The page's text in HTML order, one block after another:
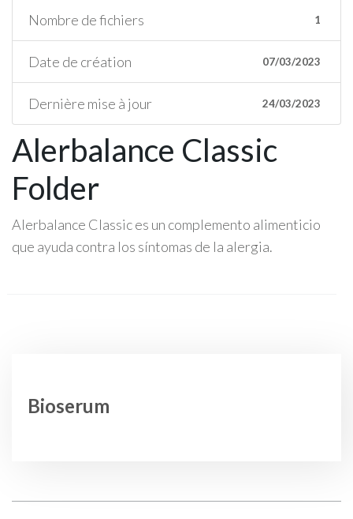
Nombre de fichiers 1
Date de création 07/03/2023
Dernière mise à jour 24/03/2023
Alerbalance Classic
Folder
Alerbalance Classic es un complemento alimenticio
que ayuda contra los síntomas de la alergia.
Bioserum